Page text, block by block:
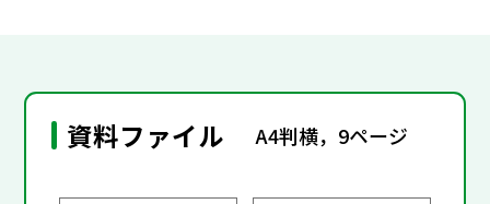
資料ファイル A4判横，9ページ